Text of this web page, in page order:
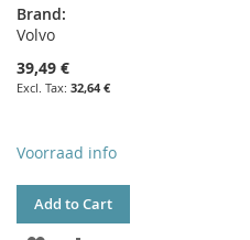
Brand:
Volvo
39,49 €
32,64 €
Voorraad info
Add to Cart